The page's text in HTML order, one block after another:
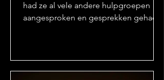
had ze al vele andere hulpgroepen
aangesproken en gesprekken gehad.